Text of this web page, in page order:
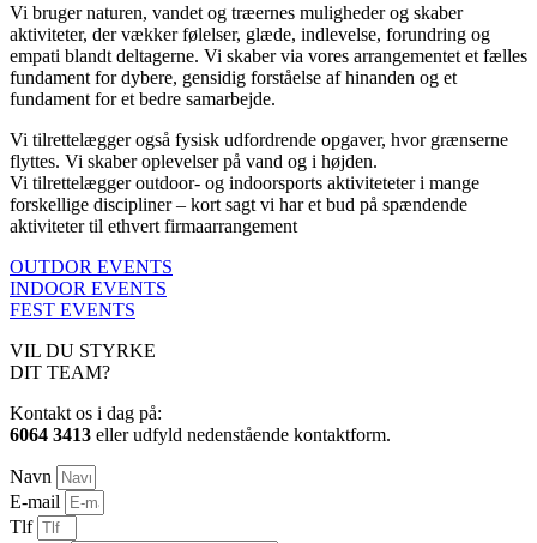
Vi bruger naturen, vandet og træernes muligheder og skaber
aktiviteter, der vækker følelser, glæde, indlevelse, forundring og
empati blandt deltagerne. Vi skaber via vores arrangementet et fælles
fundament for dybere, gensidig forståelse af hinanden og et
fundament for et bedre samarbejde.
Vi tilrettelægger også fysisk udfordrende opgaver, hvor grænserne
flyttes. Vi skaber oplevelser på vand og i højden.
Vi tilrettelægger outdoor- og indoorsports aktiviteteter i mange
forskellige discipliner – kort sagt vi har et bud på spændende
aktiviteter til ethvert firmaarrangement
OUTDOR EVENTS
INDOOR EVENTS
FEST EVENTS
VIL DU STYRKE
DIT TEAM?
Kontakt os i dag på:
6064 3413 eller udfyld nedenstående kontaktform.
Navn
E-mail
Tlf